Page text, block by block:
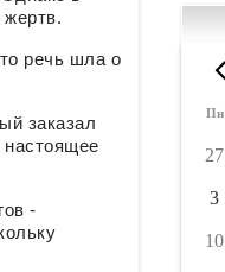
жертв.
речь шла о
заказал
-
Пн
27
3
10